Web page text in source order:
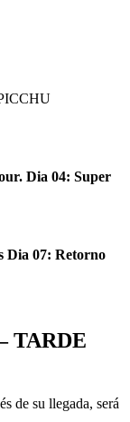
Dia 04: Super
Dia 07: Retorno
TARDE
de su llegada, será